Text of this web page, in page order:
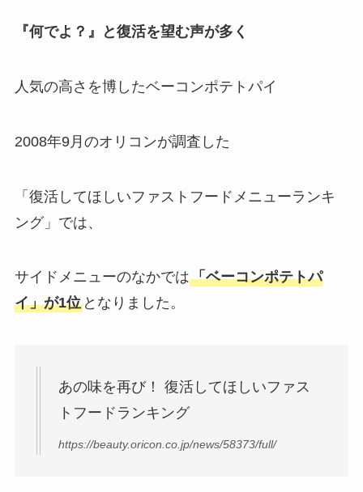
『何でよ？』と復活を望む声が多く
人気の高さを博したベーコンポテトパイ
2008年9月のオリコンが調査した
「復活してほしいファストフードメニューランキ
ング」では、
サイドメニューのなかでは「ベーコンポテトパ
イ」が1位となりました。
あの味を再び！ 復活してほしいファス
トフードランキング
https://beauty.oricon.co.jp/news/58373/full/